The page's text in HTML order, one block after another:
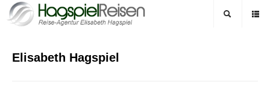
Elisabeth Hagspiel